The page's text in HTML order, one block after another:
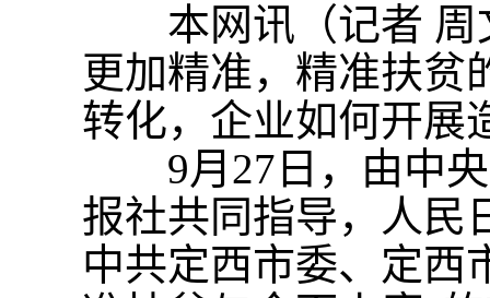
本网讯（记者 周
更加精准，精准扶贫
转化，企业如何开
9月27日，由中央
报社共同指导，人民
中共定西市委、定西